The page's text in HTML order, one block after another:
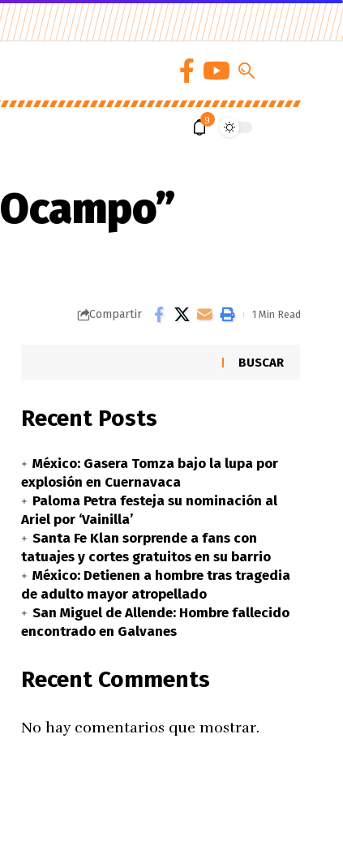
9
Compartir 1 Min Read
BUSCAR
Recent Posts
México: Gasera Tomza bajo la lupa por
explosión en Cuernavaca
Paloma Petra festeja su nominación al
Ariel por ‘Vainilla’
Santa Fe Klan sorprende a fans con
tatuajes y cortes gratuitos en su barrio
México: Detienen a hombre tras tragedia
de adulto mayor atropellado
San Miguel de Allende: Hombre fallecido
encontrado en Galvanes
Recent Comments
No hay comentarios que mostrar.